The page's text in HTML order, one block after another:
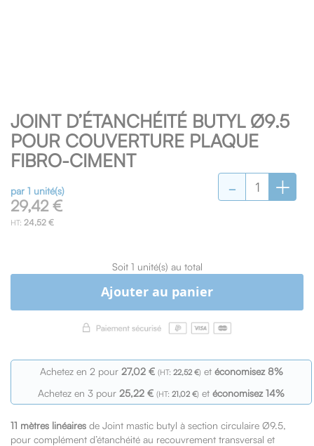
JOINT D’ÉTANCHÉITÉ BUTYL Ø9.5
POUR COUVERTURE PLAQUE
FIBRO-CIMENT
par 1 unité(s)
29,42 €
24,52 €
- +
Soit 1 unité(s) au total
Ajouter au panier
Achetez en 2 pour 27,02 € 22,52 € et économisez8%
Achetez en 3 pour 25,22 € 21,02 € et économisez14%
11 mètres linéaires de Joint mastic butyl à section circulaire Ø9.5,
pour complément d’étanchéité au recouvrement transversal et
to
the
beginning
of
images
gallery